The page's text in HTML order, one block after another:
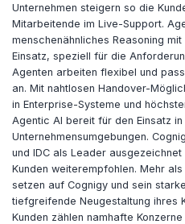
Unternehmen steigern so die
Mitarbeitende im Live-Support.
menschenähnliches Reasoning
Einsatz, speziell für die
Agenten arbeiten flexibel und
an. Mit nahtlosen Handover-
in Enterprise-Systeme und
Agentic AI bereit für den Einsatz
Unternehmensumgebungen.
und IDC als Leader
Kunden weiterempfohlen. Mehr
setzen auf Cognigy und sein
tiefgreifende Neugestaltung ihres
Kunden zählen namhafte